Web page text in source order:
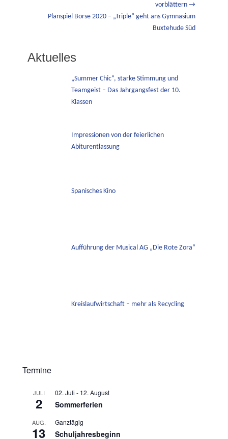
vorblättern →
NächsterPlanspiel Börse 2020 – „Triple“ geht ans Gymnasium
Buxtehude Süd
Aktuelles
„Summer Chic“, starke Stimmung und
Teamgeist – Das Jahrgangsfest der 10.
Klassen
Impressionen von der feierlichen
Abiturentlassung
Spanisches Kino
Aufführung der Musical AG „Die Rote Zora“
Kreislaufwirtschaft – mehr als Recycling
Termine
JULI
2
02. Juli - 12. August
Sommerferien
AUG.
13
Ganztägig
Schuljahresbeginn